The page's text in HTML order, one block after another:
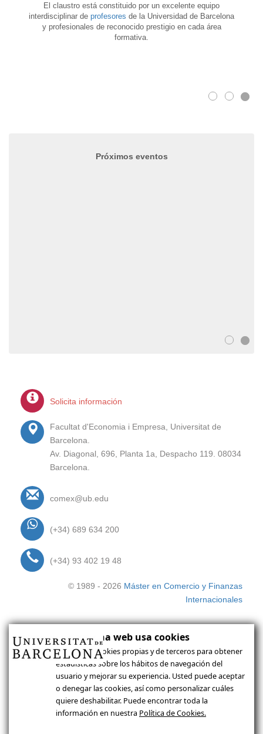
El claustro está constituido por un excelente equipo
interdisciplinar de profesores de la Universidad de Barcelona
y profesionales de reconocido prestigio en cada área
formativa.
Próximos eventos
Solicita información
Facultat d'Economia i Empresa, Universitat de
Barcelona.
Av. Diagonal, 696, Planta 1a, Despacho 119. 08034
Barcelona.
comex@ub.edu
(+34) 689 634 200
(+34) 93 402 19 48
© 1989 - 2026 Máster en Comercio y Finanzas
Internacionales
Esta página web usa cookies
Utilizamos cookies propias y de terceros para obtener
estadísticas sobre los hábitos de navegación del
usuario y mejorar su experiencia. Usted puede aceptar
o denegar las cookies, así como personalizar cuáles
quiere deshabilitar. Puede encontrar toda la
información en nuestra Política de Cookies.